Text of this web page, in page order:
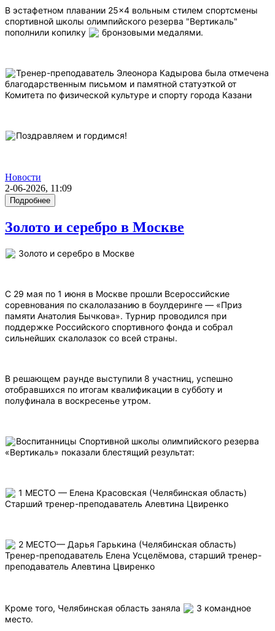
В эстафетном плавании 25×4 вольным стилем спортсмены
спортивной школы олимпийского резерва "Вертикаль"
пополнили копилку
бронзовыми медалями.
Тренер-преподаватель Элеонора Кадырова была отмечена
благодарственным письмом и памятной статуэткой от
Комитета по физической культуре и спорту города Казани
Поздравляем и гордимся!
Новости
2-06-2026, 11:09
Подробнее
Золото и серебро в Москве
Золото и серебро в Москве
С 29 мая по 1 июня в Москве прошли Всероссийские
соревнования по скалолазанию в боулдеринге — «Приз
памяти Анатолия Бычкова». Турнир проводился при
поддержке Российского спортивного фонда и собрал
сильнейших скалолазок со всей страны.
В решающем раунде выступили 8 участниц, успешно
отобравшихся по итогам квалификации в субботу и
полуфинала в воскресенье утром.
Воспитанницы Спортивной школы олимпийского резерва
«Вертикаль» показали блестящий результат:
1 МЕСТО — Елена Красовская (Челябинская область)
Старший тренер-преподаватель Алевтина Цвиренко
2 МЕСТО— Дарья Гарькина (Челябинская область)
Тренер-преподаватель Елена Усцелёмова, старший тренер-
преподаватель Алевтина Цвиренко
Кроме того, Челябинская область заняла
3 командное
место.